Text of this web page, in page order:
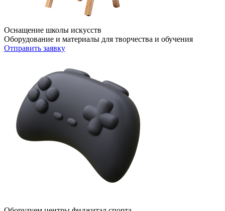
Оснащение школы искусств
Оборудование и материалы для творчества и обучения
Отправить заявку